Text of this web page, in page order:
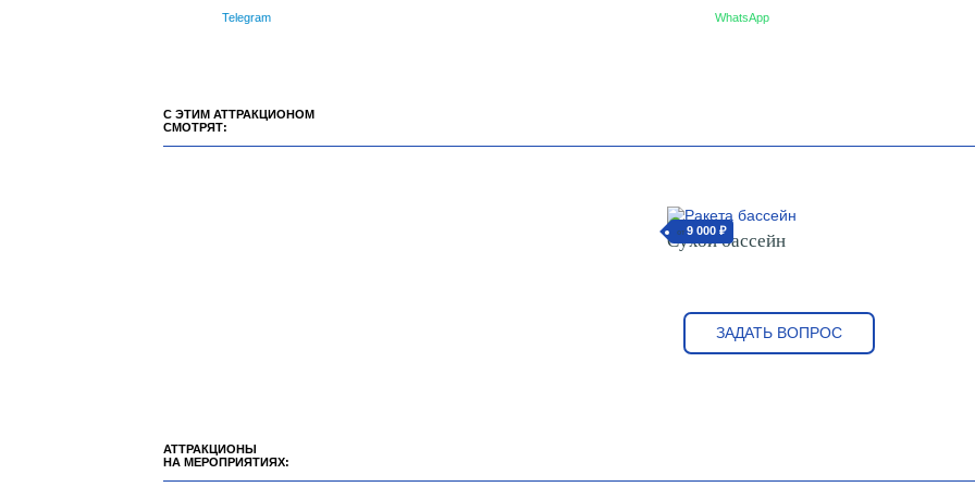
Telegram
WhatsApp
С ЭТИМ АТТРАКЦИОНОМ
СМОТРЯТ:
от9 000 ₽
Сухой бассейн
ЗАДАТЬ ВОПРОС
АТТРАКЦИОНЫ
НА МЕРОПРИЯТИЯХ: